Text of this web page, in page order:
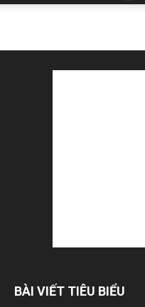
BÀI VIẾT TIÊU BIỂU